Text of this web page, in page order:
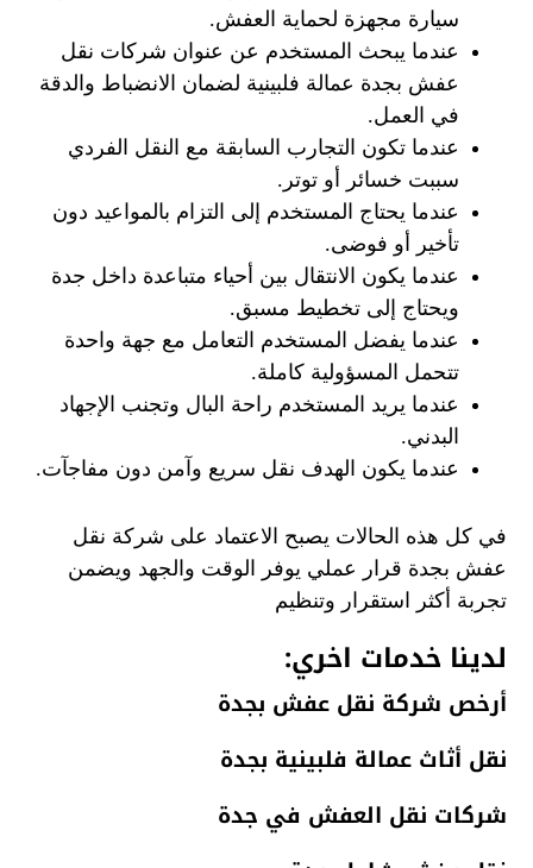
سيارة مجهزة لحماية العفش.
عندما يبحث المستخدم عن عنوان شركات نقل
عفش بجدة عمالة فلبينية لضمان الانضباط والدقة
في العمل.
عندما تكون التجارب السابقة مع النقل الفردي
سببت خسائر أو توتر.
عندما يحتاج المستخدم إلى التزام بالمواعيد دون
تأخير أو فوضى.
عندما يكون الانتقال بين أحياء متباعدة داخل جدة
ويحتاج إلى تخطيط مسبق.
عندما يفضل المستخدم التعامل مع جهة واحدة
تتحمل المسؤولية كاملة.
عندما يريد المستخدم راحة البال وتجنب الإجهاد
البدني.
عندما يكون الهدف نقل سريع وآمن دون مفاجآت.
في كل هذه الحالات يصبح الاعتماد على شركة نقل
عفش بجدة قرار عملي يوفر الوقت والجهد ويضمن
تجربة أكثر استقرار وتنظيم
لدينا خدمات اخري:
أرخص شركة نقل عفش بجدة
نقل أثاث عمالة فلبينية بجدة
شركات نقل العفش في جدة